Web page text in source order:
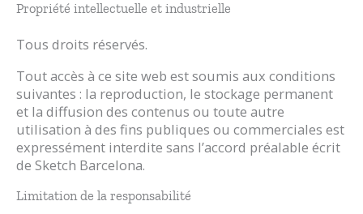
Propriété intellectuelle et industrielle
Tous droits réservés.
Tout accès à ce site web est soumis aux conditions
suivantes : la reproduction, le stockage permanent
et la diffusion des contenus ou toute autre
utilisation à des fins publiques ou commerciales est
expressément interdite sans l’accord préalable écrit
de Sketch Barcelona.
Limitation de la responsabilité